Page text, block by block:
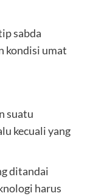
sabda
suatu
kecuali yang
ditandai
harus